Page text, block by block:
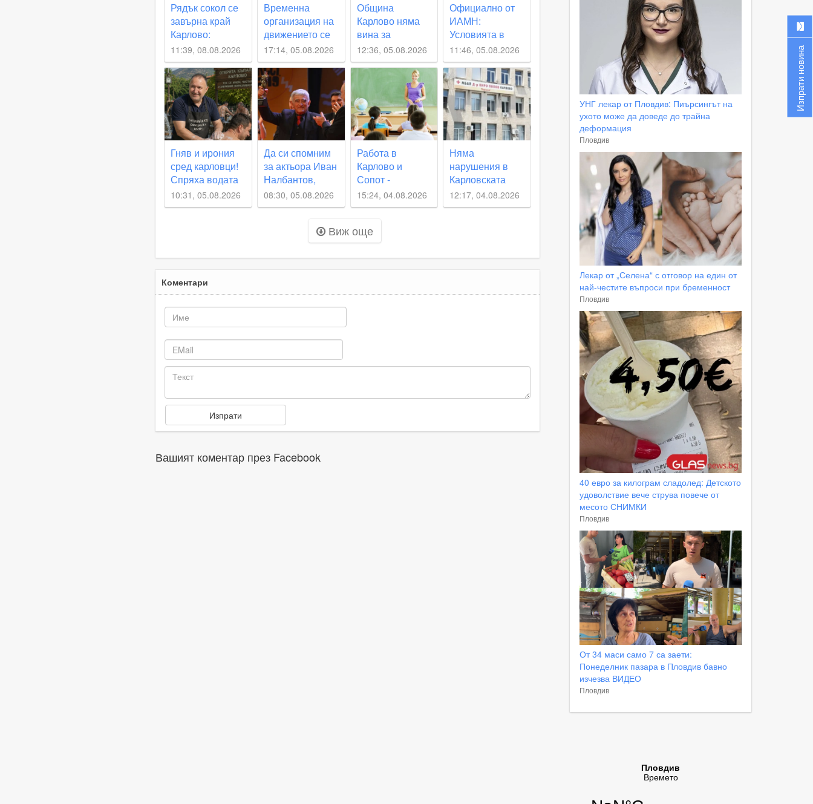
Рядък сокол се
завърна край
Карлово:
Колония от 10
двойки
белошипи
ветрушки вече
гнезди край
Климент
11:39, 08.08.2026
Временна
организация на
движението се
въвежда по част
от улица
„Юмрукчал“
17:14, 05.08.2026
Община
Карлово няма
вина за
непредвиденото
спиране на
водата, но се
извинява на
гражданите
12:36, 05.08.2026
Официално от
ИАМН:
Условията в
Инфекциозното
отделение в
карловската
болница са
“изключително
лоши“
11:46, 05.08.2026
Гняв и ирония
сред карловци!
Спряха водата
11 часа по-рано
от обявеното
10:31, 05.08.2026
Да си спомним
за актьора Иван
Налбантов,
роден в
Карловско на
днешната дата
08:30, 05.08.2026
Работа в
Карлово и
Сопот -
свободните
места в
момента
15:24, 04.08.2026
Няма
нарушения в
Карловската
болница по
случая с
12:17, 04.08.2026
Виж още
Коментари
Вашият коментар през Facebook
УНГ лекар от Пловдив: Пиърсингът на
ухото може да доведе до трайна
деформация
Пловдив
Лекар от „Селена“ с отговор на един от
най-честите въпроси при бременност
Пловдив
40 евро за килограм сладолед: Детското
удоволствие вече струва повече от
месото СНИМКИ
Пловдив
От 34 маси само 7 са заети:
Понеделник пазара в Пловдив бавно
изчезва ВИДЕО
Пловдив
Изпрати новина